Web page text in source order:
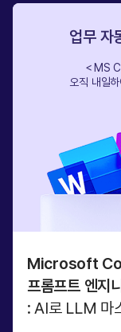
업무 자
＜MS
오직 내일
Microsoft
프롬프트 엔지
: AI로 LLM 마